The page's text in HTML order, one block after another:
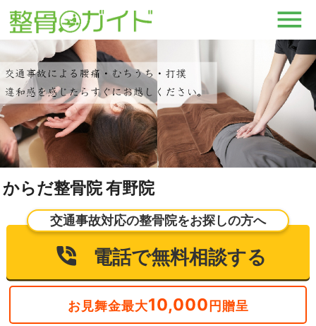
からだ整骨院 有野院
交通事故対応の整骨院をお探しの方へ
電話で無料相談する
お見舞金最大10,000 円贈呈